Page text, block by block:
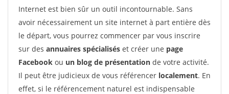
Internet est bien sûr un outil incontournable. Sans
avoir nécessairement un site internet à part entière dès
le départ, vous pourrez commencer par vous inscrire
sur des annuaires spécialisés et créer une page
Facebook ou un blog de présentation de votre activité.
Il peut être judicieux de vous référencer localement. En
effet, si le référencement naturel est indispensable